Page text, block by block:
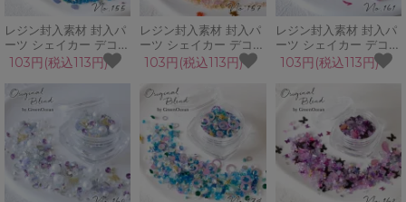
レジン封入素材 封入パ
ーツ シェイカー デコパ
ーツ コスミックスペー
ス ブリオン 星 月 夜 空
宇宙 GreenOceanオリ
ジナルブレンド♪
103円(税込113円)
レジン封入素材 封入パ
ーツ シェイカー デコパ
ーツ もみじ 秋 紅葉 カ
エデ メープル 和風 カ
レット GreenOceanオ
リジナルブレンド♪
103円(税込113円)
レジン封入素材 封入パ
ーツ シェイカー デコパ
ーツ ガールズトーク ハ
ート ハイヒール リップ
唇 パール GreenOcean
オリジナルブレンド♪
103円(税込113円)